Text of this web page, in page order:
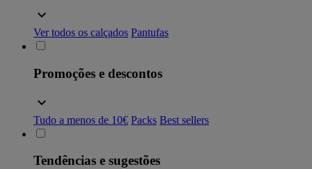
Ver todos os calçados Pantufas
Promoções e descontos
Tudo a menos de 10€ Packs Best sellers
Tendências e sugestões